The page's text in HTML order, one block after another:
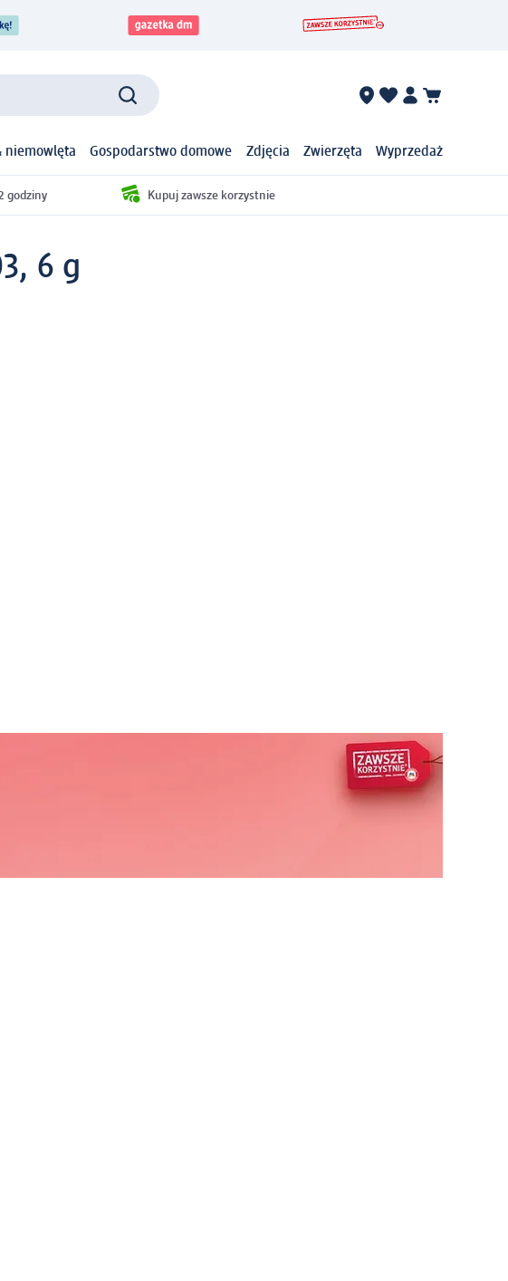
niemowlęta Gospodarstwo domowe Zdjęcia Zwierzęta Wyprzedaż
godziny Kupuj zawsze korzystnie
6 g